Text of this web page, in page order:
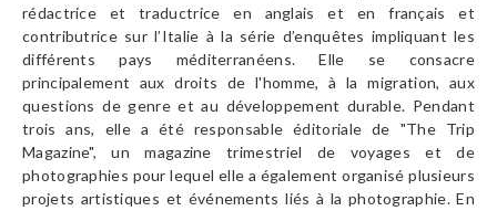
rédactrice et traductrice en anglais et en français et
contributrice sur l’Italie à la série d’enquêtes impliquant les
différents pays méditerranéens. Elle se consacre
principalement aux droits de l'homme, à la migration, aux
questions de genre et au développement durable. Pendant
trois ans, elle a été responsable éditoriale de "The Trip
Magazine", un magazine trimestriel de voyages et de
photographies pour lequel elle a également organisé plusieurs
projets artistiques et événements liés à la photographie. En